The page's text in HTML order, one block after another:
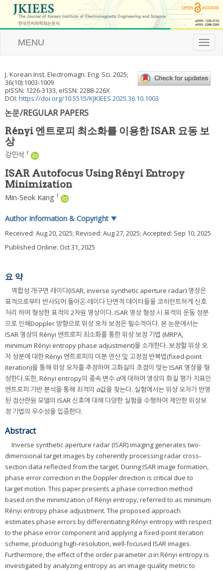
T
o
l
e
g
MENU
J. Korean Inst. Electromagn. Eng. Sci. 2025;
36(10):1003-1009
pISSN: 1226-3133, eISSN: 2288-226X
DOI: https://doi.org/10.5515/KJKIEES.2025.36.10.1003
논문/REGULAR PAPERS
Rényi 엔트로피 최소화를 이용한 ISAR 요동 보
상
강민석 †
ISAR Autofocus Using Rényi Entropy
Minimization
Min-Seok Kang †
Author Information & Copyright ▼
Received: Aug 20, 2025; Revised: Aug 27, 2025; Accepted: Sep 10, 2025
Published Online: Oct 31, 2025
요 약
역합성 개구면 레이다(ISAR, inverse synthetic aperture radar) 영상은
표적으로부터 반사되어 돌아온 레이다 단면적 데이터들을 코히런트하게 신호
처리 하여 형성한 표적의 2차원 영상이다. ISAR 영상 형성 시 표적의 운동 성분
으로 인해Doppler 방향으로 위상 오차 보정은 필수적이다. 본 논문에서는
ISAR 영상의 Rényi 엔트로피 최소화를 통한 위상 보정 기법 (MRPA,
minimum Rényi entropy phase adjustment)을 소개한다. 보정할 위상 오
차 성분에 대한 Rényi 엔트로피의 미분 연산 및 고정점 반복법(fixed-point
iteration)을 통해 위상 오차를 추정하여 고화질의 초점이 맞는 ISAR 영상을 형
성한다.또한, Rényi entropy의 종속 변수 α에 대하여 영상의 화질 평가 지표인
엔트로피 기반 분석을 통해 최적의 α값을 찾는다. 실험에서는 위상 오차가 반영
된 점산란원 모델의 ISAR 신호에 대해 다양한 실험을 수행하여 제안한 위상보
정 기법의 우수성을 입증한다.
Abstract
Inverse synthetic aperture radar (ISAR) imaging generates two-
dimensional target images by coherently processing radar cross-
section data reflected from the target. During ISAR image formation,
phase error correction in the Doppler direction is critical due to
target motion. This paper presents a phase correction method
based on the minimization of Rényi entropy, referred to as minimum
Rényi entropy phase adjustment. The proposed approach
estimates phase errors by differentiating Rényi entropy with respect
to the phase error component and applying a fixed-point iteration
scheme, producing high-resolution, well-focused ISAR images.
Furthermore, the effect of the order parameter αin Rényi entropy is
investigated by analyzing entropy as an image quality metric to